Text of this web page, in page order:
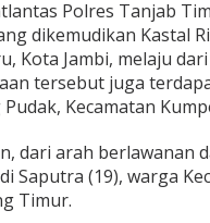
Polres Tanjab
dikemudikan Kastal
Kota Jambi, melaju
tersebut juga
Kecamatan
dari arah berlawanan
Saputra (19), warga
Timur.